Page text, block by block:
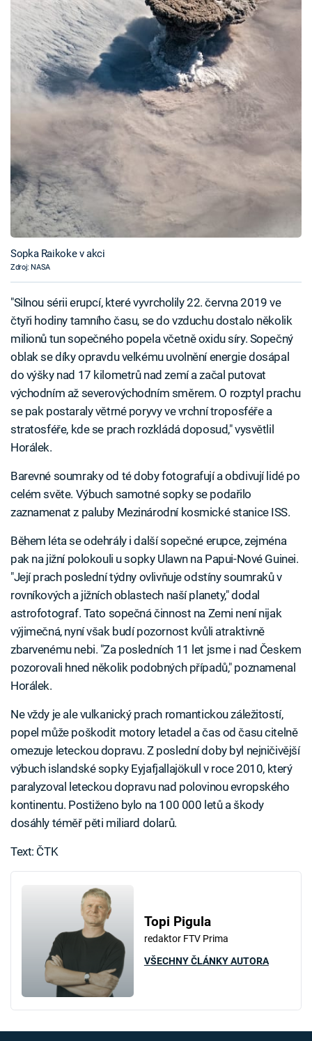
Sopka Raikoke v akci
Zdroj: NASA
"Silnou sérii erupcí, které vyvrcholily 22. června 2019 ve
čtyři hodiny tamního času, se do vzduchu dostalo několik
milionů tun sopečného popela včetně oxidu síry. Sopečný
oblak se díky opravdu velkému uvolnění energie dosápal
do výšky nad 17 kilometrů nad zemí a začal putovat
východním až severovýchodním směrem. O rozptyl prachu
se pak postaraly větrné poryvy ve vrchní troposféře a
stratosféře, kde se prach rozkládá doposud," vysvětlil
Horálek.
Barevné soumraky od té doby fotografují a obdivují lidé po
celém světe. Výbuch samotné sopky se podařilo
zaznamenat z paluby Mezinárodní kosmické stanice ISS.
Během léta se odehrály i další sopečné erupce, zejména
pak na jižní polokouli u sopky Ulawn na Papui-Nové Guinei.
"Její prach poslední týdny ovlivňuje odstíny soumraků v
rovníkových a jižních oblastech naší planety," dodal
astrofotograf. Tato sopečná činnost na Zemi není nijak
výjimečná, nyní však budí pozornost kvůli atraktivně
zbarvenému nebi. "Za posledních 11 let jsme i nad Českem
pozorovali hned několik podobných případů," poznamenal
Horálek.
Ne vždy je ale vulkanický prach romantickou záležitostí,
popel může poškodit motory letadel a čas od času citelně
omezuje leteckou dopravu. Z poslední doby byl nejničivější
výbuch islandské sopky Eyjafjallajökull v roce 2010, který
paralyzoval leteckou dopravu nad polovinou evropského
kontinentu. Postiženo bylo na 100 000 letů a škody
dosáhly téměř pěti miliard dolarů.
Text: ČTK
Topi Pigula
redaktor FTV Prima
VŠECHNY ČLÁNKY AUTORA